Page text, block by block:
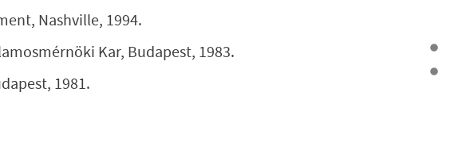
Nashville, 1994.
Kar, Budapest, 1983.
1981.